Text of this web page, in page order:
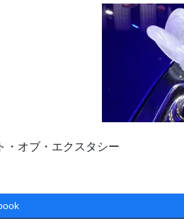
・オブ・エクスタシー